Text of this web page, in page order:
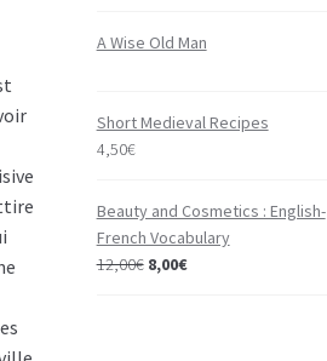
A Wise Old Man
Short Medieval Recipes
4,50€
Beauty and Cosmetics : English-
French Vocabulary
12,00€ 8,00€